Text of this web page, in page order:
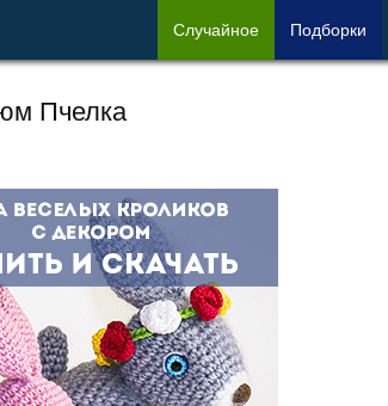
Пчелка
Случайное Подборки